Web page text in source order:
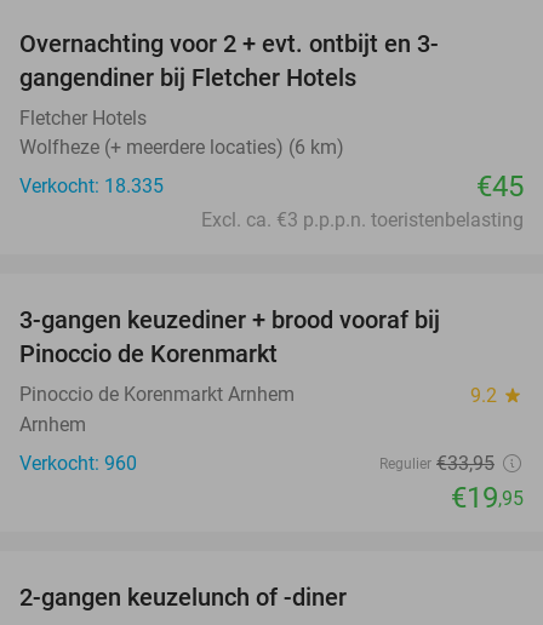
Overnachting voor 2 + evt. ontbijt en 3-
gangendiner bij Fletcher Hotels
Fletcher Hotels
Wolfheze (+ meerdere locaties) (6 km)
Verkocht: 18.335
€45
Excl. ca. €3 p.p.p.n. toeristenbelasting
3-gangen keuzediner + brood vooraf bij
Pinoccio de Korenmarkt
Pinoccio de Korenmarkt Arnhem 9.2 star
Arnhem
Verkocht: 960
Regulier €33,95
€19,95
2-gangen keuzelunch of -diner